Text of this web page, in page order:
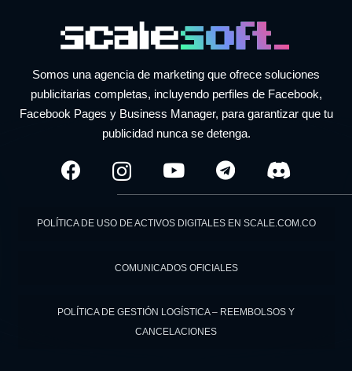
Somos una agencia de marketing que ofrece soluciones
publicitarias completas, incluyendo perfiles de Facebook,
Facebook Pages y Business Manager, para garantizar que tu
publicidad nunca se detenga.
POLÍTICA DE USO DE ACTIVOS DIGITALES EN SCALE.COM.CO
COMUNICADOS OFICIALES
POLÍTICA DE GESTIÓN LOGÍSTICA – REEMBOLSOS Y
CANCELACIONES